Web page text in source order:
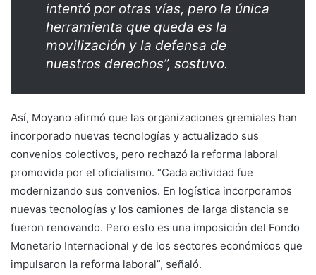
intentó por otras vías, pero la única
herramienta que queda es la
movilización y la defensa de
nuestros derechos”, sostuvo.
Así, Moyano afirmó que las organizaciones gremiales han
incorporado nuevas tecnologías y actualizado sus
convenios colectivos, pero rechazó la reforma laboral
promovida por el oficialismo. “Cada actividad fue
modernizando sus convenios. En logística incorporamos
nuevas tecnologías y los camiones de larga distancia se
fueron renovando. Pero esto es una imposición del Fondo
Monetario Internacional y de los sectores económicos que
impulsaron la reforma laboral”, señaló.